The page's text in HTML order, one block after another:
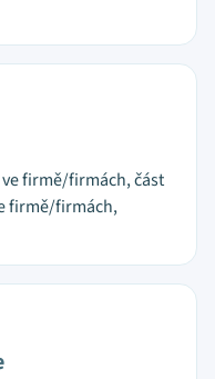
firmě/firmách, část
firmě/firmách,